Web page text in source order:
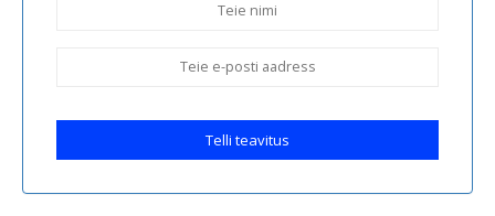
Telli teavitus